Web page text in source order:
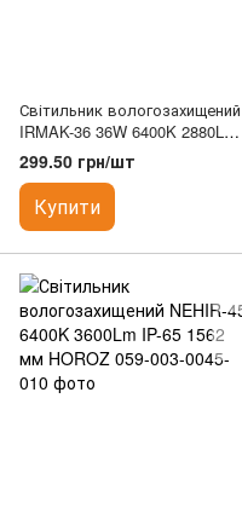
Світильник вологозахищений
IRMAK-36 36W 6400K 2880Lm
IP-65 1260x43мм HOROZ
299.50 грн/шт
Купити